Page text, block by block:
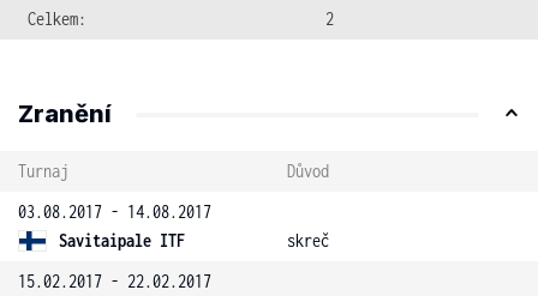
Celkem:
2
Zranění
Turnaj
Důvod
03.08.2017 - 14.08.2017
Savitaipale ITF
skreč
15.02.2017 - 22.02.2017